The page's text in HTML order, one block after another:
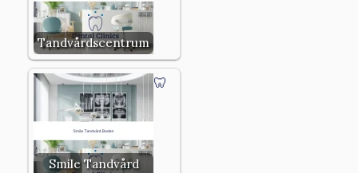
Tandvårdscentrum
Smile Tandvård